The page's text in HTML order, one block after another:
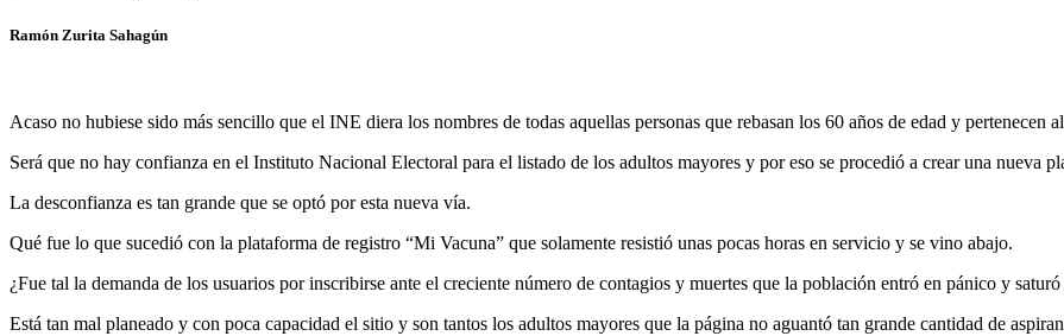
Ramón Zurita Sahagún
Acaso no hubiese sido más sencillo que el INE diera los nombres de todas aquellas personas que rebasan los 60 años de edad y pertenecen
Será que no hay confianza en el Instituto Nacional Electoral para el listado de los adultos mayores y por eso se procedió a crear una nueva
La desconfianza es tan grande que se optó por esta nueva vía.
Qué fue lo que sucedió con la plataforma de registro “Mi Vacuna” que solamente resistió unas pocas horas en servicio y se vino abajo.
¿Fue tal la demanda de los usuarios por inscribirse ante el creciente número de contagios y muertes que la población entró en pánico y
Está tan mal planeado y con poca capacidad el sitio y son tantos los adultos mayores que la página no aguantó tan grande cantidad de